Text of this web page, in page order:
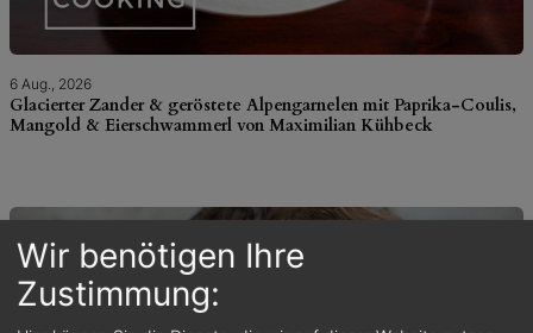
6 Aug., 2026
Glacierter Zander & geröstete Alpengarnelen mit Paprika-Coulis,
Mangold & Eierschwammerl von Maximilian Kühbeck
Wir benötigen Ihre
Zustimmung: